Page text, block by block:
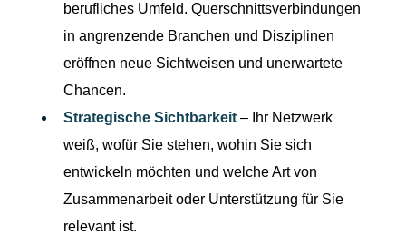
berufliches Umfeld. Querschnittsverbindungen
in angrenzende Branchen und Disziplinen
eröffnen neue Sichtweisen und unerwartete
Chancen.
Strategische Sichtbarkeit – Ihr Netzwerk
weiß, wofür Sie stehen, wohin Sie sich
entwickeln möchten und welche Art von
Zusammenarbeit oder Unterstützung für Sie
relevant ist.